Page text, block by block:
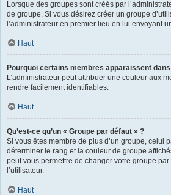
Lorsque des groupes sont créés par
de groupe. Si vous désirez créer un groupe
l’administrateur en premier lieu en lui envoyant
Haut
Pourquoi certains membres apparaissent
L’administrateur peut attribuer une couleur aux
rendre facilement identifiables.
Haut
Qu’est-ce qu’un « Groupe par défaut » ?
Si vous êtes membre de plus d’un groupe, celui
déterminer le rang et la couleur de groupe
peut vous permettre de changer votre groupe
l’utilisateur.
Haut